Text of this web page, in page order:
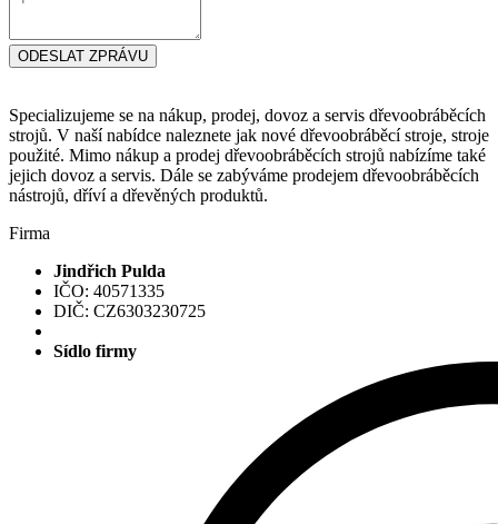
ODESLAT ZPRÁVU
Specializujeme se na nákup, prodej, dovoz a servis dřevoobráběcích
strojů. V naší nabídce naleznete jak nové dřevoobráběcí stroje, stroje
použité. Mimo nákup a prodej dřevoobráběcích strojů nabízíme také
jejich dovoz a servis. Dále se zabýváme prodejem dřevoobráběcích
nástrojů, dříví a dřevěných produktů.
Firma
Jindřich Pulda
IČO: 40571335
DIČ: CZ6303230725
Sídlo firmy